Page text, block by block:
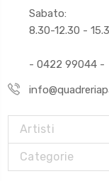
Sabato:
8.30-12.30 -
- 0422 99044 -
Artisti
Categorie